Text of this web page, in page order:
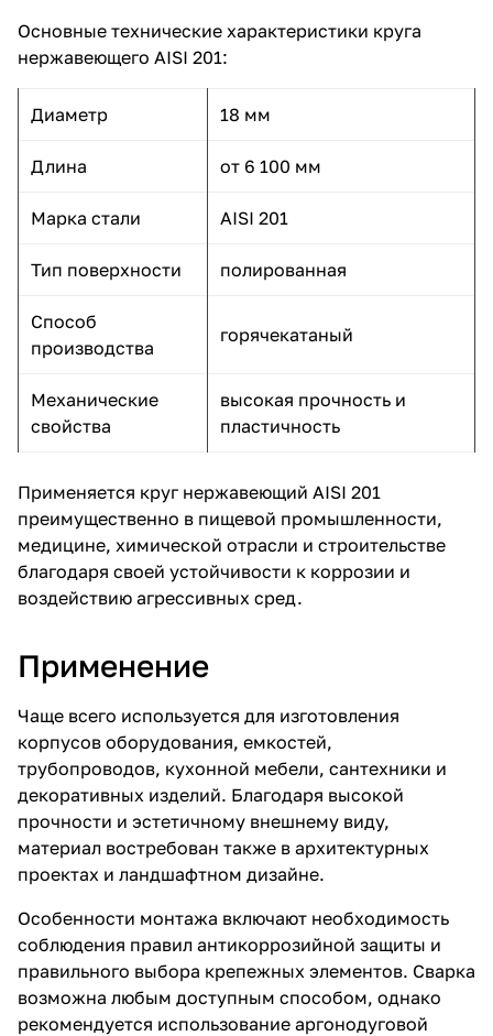
Основные технические характеристики круга
нержавеющего AISI 201:
Диаметр 18 мм
Длина от 6 100 мм
Марка стали AISI 201
Тип поверхности полированная
Способ
производства
горячекатаный
Механические
свойства
высокая прочность и
пластичность
Применяется круг нержавеющий AISI 201
преимущественно в пищевой промышленности,
медицине, химической отрасли и строительстве
благодаря своей устойчивости к коррозии и
воздействию агрессивных сред.
Применение
Чаще всего используется для изготовления
корпусов оборудования, емкостей,
трубопроводов, кухонной мебели, сантехники и
декоративных изделий. Благодаря высокой
прочности и эстетичному внешнему виду,
материал востребован также в архитектурных
проектах и ландшафтном дизайне.
Особенности монтажа включают необходимость
соблюдения правил антикоррозийной защиты и
правильного выбора крепежных элементов. Сварка
возможна любым доступным способом, однако
рекомендуется использование аргонодуговой